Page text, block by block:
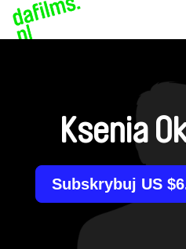
Ksenia
Subskrybuj US